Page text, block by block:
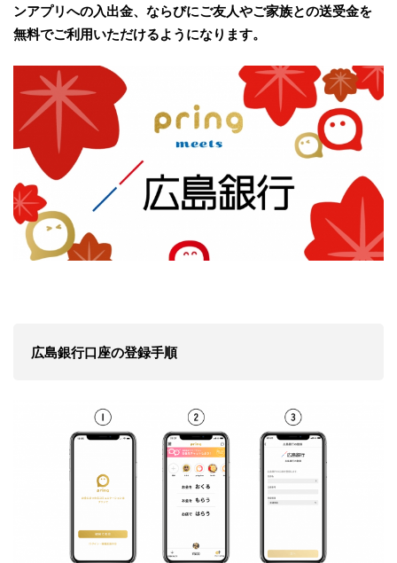
ンアプリへの入出金、ならびにご友人やご家族との送受金を
無料でご利用いただけるようになります。
広島銀行口座の登録手順